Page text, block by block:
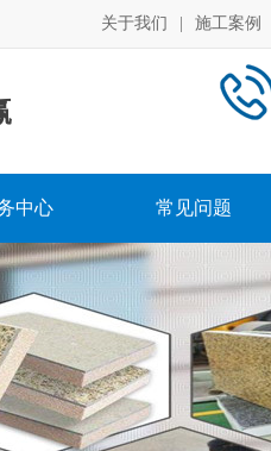
关于我们 施工案例
中心 常见问题